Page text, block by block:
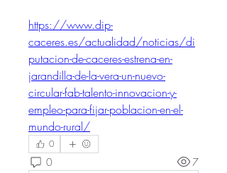
https://www.dip-
caceres.es/actualidad/noticias/di
putacion-de-caceres-estrena-en-
jarandilla-de-la-vera-un-nuevo-
circular-fab-talento-innovacion-y-
empleo-para-fijar-poblacion-en-el-
mundo-rural/
0
0 7